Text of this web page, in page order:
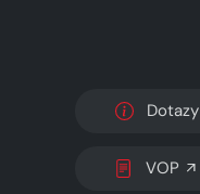
Dotazy
VOP